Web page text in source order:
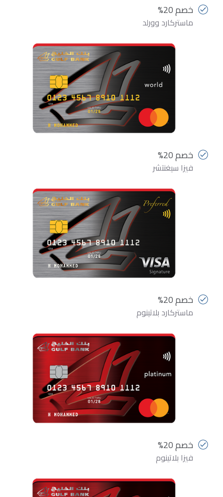
خصم 20%
ماستركارد وورلد
خصم 20%
فيزا سيغنتشر
خصم 20%
ماستركارد بلاتينوم
خصم 20%
فيزا بلاتينوم